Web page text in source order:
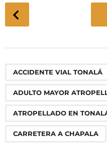
P
o
g
n
ACCIDENTE VIAL TONALÁ
ADULTO MAYOR
ATROPELLADO EN
CARRETERA A CHAPALA